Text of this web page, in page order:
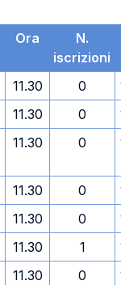
Ora
N.
iscrizioni
11.30 0
11.30 0
11.30 0
11.30 0
11.30 0
11.30 1
11.30 0